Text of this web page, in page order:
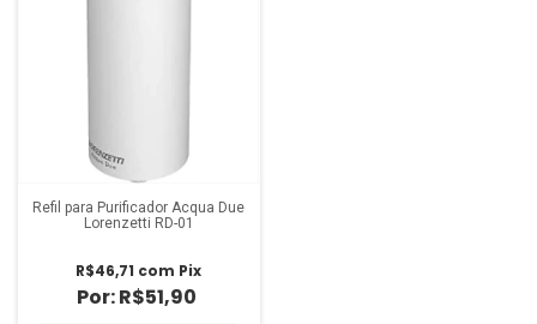
Refil para Purificador Acqua Due
Lorenzetti RD-01
R$51,90
R$46,71 com Pix